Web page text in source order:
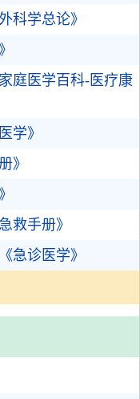
科学总论》
庭医学百科-医疗康
学》
》
救手册》
急诊医学》